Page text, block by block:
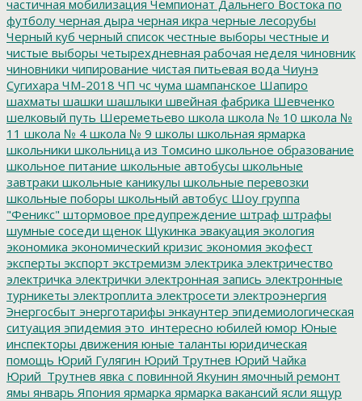
частичная мобилизация Чемпионат Дальнего Востока по
футболу черная дыра черная икра черные лесорубы
Черный куб черный список честные выборы честные и
чистые выборы четырехдневная рабочая неделя чиновник
чиновники чипирование чистая питьевая вода Чиунэ
Сугихара ЧМ-2018 ЧП чс чума шампанское Шапиро
шахматы шашки шашлыки швейная фабрика Шевченко
шелковый путь Шереметьево школа школа № 10 школа №
11 школа № 4 школа № 9 школы школьная ярмарка
школьники школьница из Томсино школьное образование
школьное питание школьные автобусы школьные
завтраки школьные каникулы школьные перевозки
школьные поборы школьный автобус Шоу группа
"Феникс" штормовое предупреждение штраф штрафы
шумные соседи щенок Щукинка эвакуация экология
экономика экономический кризис экономия экофест
эксперты экспорт экстремизм электрика электричество
электричка электрички электронная запись электронные
турникеты электроплита электросети электроэнергия
Энергосбыт энерготарифы энкаунтер эпидемиологическая
ситуация эпидемия это_интересно юбилей юмор Юные
инспекторы движения юные таланты юридическая
помощь Юрий Гулягин Юрий Трутнев Юрий Чайка
Юрий_Трутнев явка с повинной Якунин ямочный ремонт
ямы январь Япония ярмарка ярмарка вакансий ясли ящур